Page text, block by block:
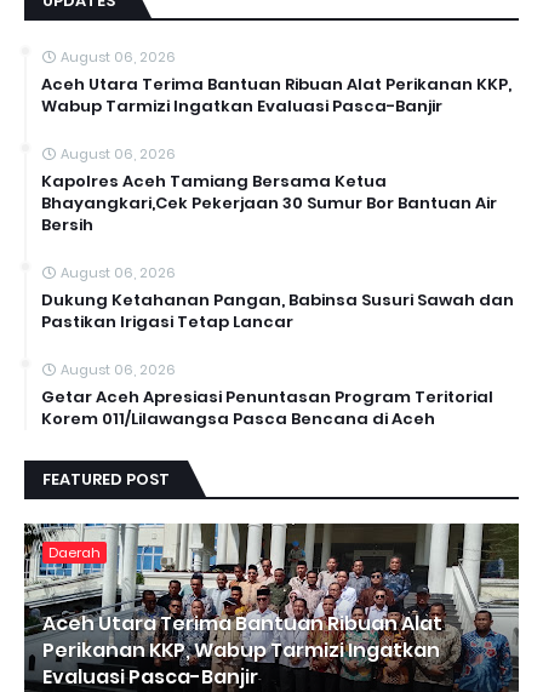
August 06, 2026
Aceh Utara Terima Bantuan Ribuan Alat Perikanan KKP,
Wabup Tarmizi Ingatkan Evaluasi Pasca-Banjir
August 06, 2026
Kapolres Aceh Tamiang Bersama Ketua
Bhayangkari,Cek Pekerjaan 30 Sumur Bor Bantuan Air
Bersih
August 06, 2026
Dukung Ketahanan Pangan, Babinsa Susuri Sawah dan
Pastikan Irigasi Tetap Lancar
August 06, 2026
Getar Aceh Apresiasi Penuntasan Program Teritorial
Korem 011/Lilawangsa Pasca Bencana di Aceh ‎
FEATURED POST
Daerah
Aceh Utara Terima Bantuan Ribuan Alat
Perikanan KKP, Wabup Tarmizi Ingatkan
Evaluasi Pasca-Banjir